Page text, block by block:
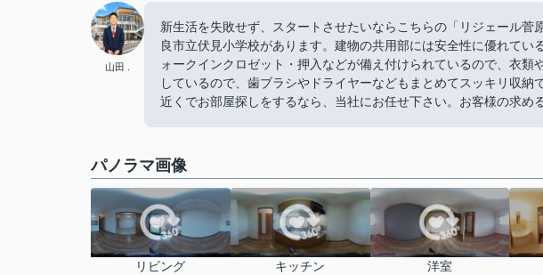
山田 .
新生活を失敗せず、スタートさせたいならこちらの「リジェール菅
良市立伏見小学校があります。建物の共用部には安全性に優れて
ォークインクロゼット・押入などが備え付けられているので、衣
しているので、歯ブラシやドライヤーなどもまとめてスッキリ収
近くでお部屋探しをするなら、当社にお任せ下さい。お客様の求め
パノラマ画像
リビング キッチン 洋室